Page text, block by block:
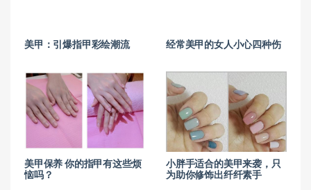
美甲：引爆指甲彩绘潮流 经常美甲的女人小心四种伤
美甲保养 你的指甲有这些烦
恼吗？
小胖手适合的美甲来袭，只
为助你修饰出纤纤素手